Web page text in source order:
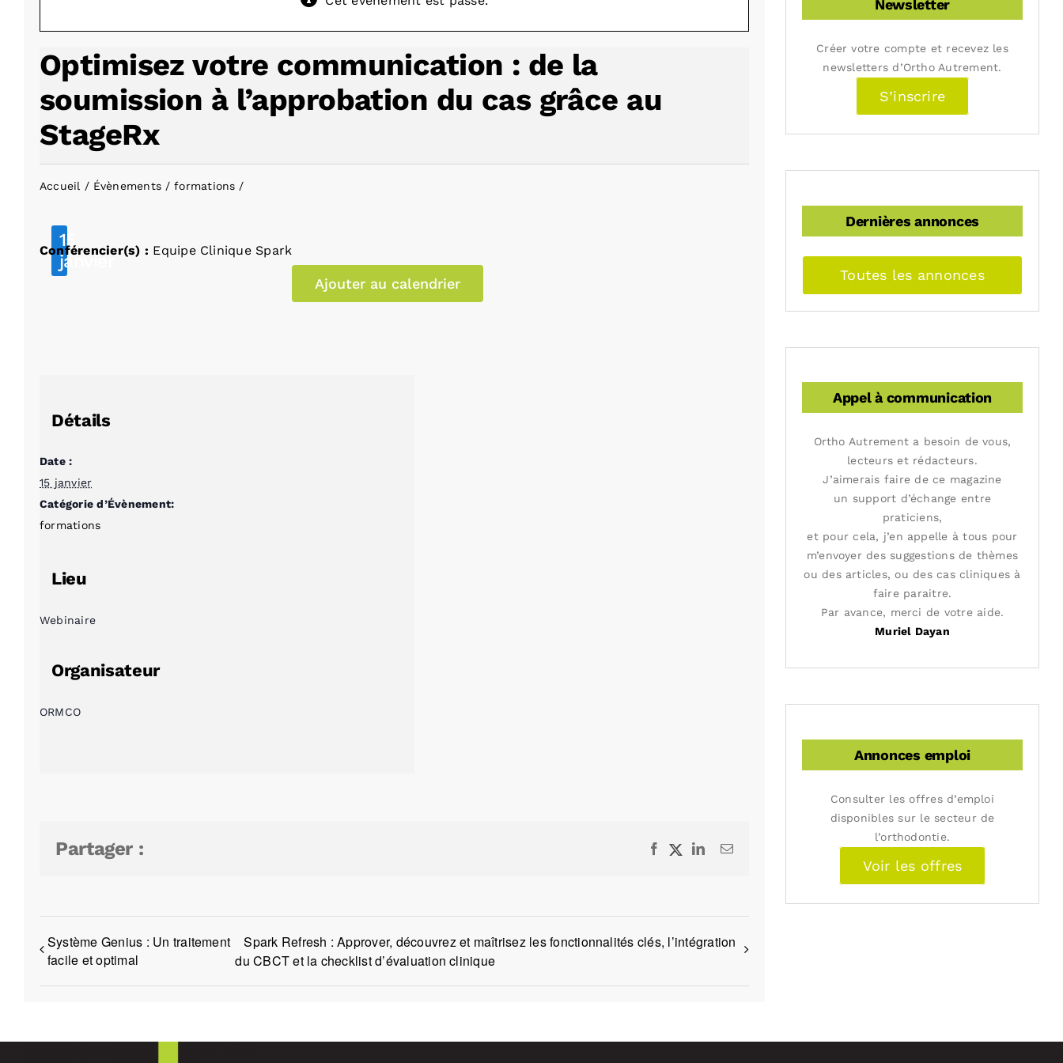
Optimisez votre communication : de la
soumission à l’approbation du cas grâce au
StageRx
Accueil Évènements formations
15
janvier
Conférencier(s) : Equipe Clinique Spark
Ajouter au calendrier
Détails
Date :
15 janvier
Catégorie d’Évènement:
formations
Lieu
Webinaire
Organisateur
ORMCO
Partager : Facebook
X LinkedInEmail
Système Genius : Un traitement
facile et optimal
Spark Refresh : Approver, découvrez et maîtrisez les fonctionnalités clés, l’intégration
du CBCT et la checklist d’évaluation clinique
Newsletter
Créer votre compte et recevez les
newsletters d’Ortho Autrement.
S’inscrire
Dernières annonces
Toutes les annonces
Appel à communication
Ortho Autrement a besoin de vous,
lecteurs et rédacteurs.
J’aimerais faire de ce magazine
un support d’échange entre
praticiens,
et pour cela, j’en appelle à tous pour
m’envoyer des suggestions de thèmes
ou des articles, ou des cas cliniques à
faire paraitre.
Par avance, merci de votre aide.
Muriel Dayan
Annonces emploi
Consulter les offres d’emploi
disponibles sur le secteur de
l’orthodontie.
Voir les offres